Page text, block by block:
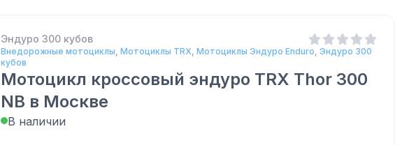
Эндуро 300 кубов
Внедорожные мотоциклы, Мотоциклы TRX, Мотоциклы Эндуро Enduro, Эндуро 300
кубов
Мотоцикл кроссовый эндуро TRX Thor 300
NB в Москве
В наличии